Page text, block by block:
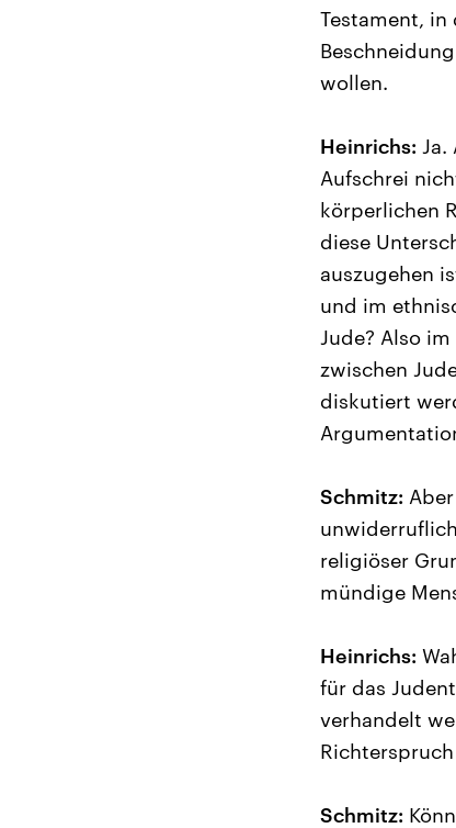
Testament, in
wollen.
Heinrichs: Ja.
Aufschrei
körperlichen
diese
auszugehen
und im
Jude? Also
zwischen
diskutiert
Schmitz:
religiöser
mündige
Heinrichs:
für das
verhandelt
Schmitz: